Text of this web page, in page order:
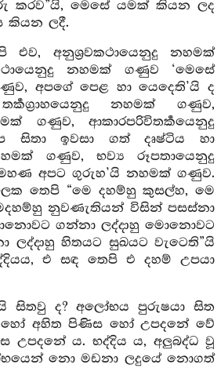
කරව”යි, මෙසේ යමක් කියන ලද
කියන ලදී.
එව, අනුශ්‍රවකථායෙනුදු නහමක්
නහමක් ගණුව ‘මෙසේ
අපගේ පෙළ හා යෙදෙති’යි ද
නහමක් ගණුව,
ගණුව, ආකාරපරිවිතර්‍කයෙනුදු
ඉවසා ගත් දෘෂ්ටිය හා
ගණුව, භව්‍ය රූපතායෙනුදු
අපට ගුරුහ’යි නහමක් ගණුව.
තෙපි “මෙ දහම්හු කුසල්හ, මෙ
නුවණැතියන් විසින් පසස්නා
ගන්නා ලද්දාහු මොනොවට
ලද්දාහු හිතයට සුඛයට වැටෙති”යි
එ සඳ තෙපි එ දහම් උපයා
සිතවු ද? අලෝභය පුරුෂයා සිත
අහිත පිණිස හෝ උපදනේ වේ
උපදනේ ය. භද්දිය ය, අලුබද්ධ වූ
නො මඩනා ලදුයේ නොගත්